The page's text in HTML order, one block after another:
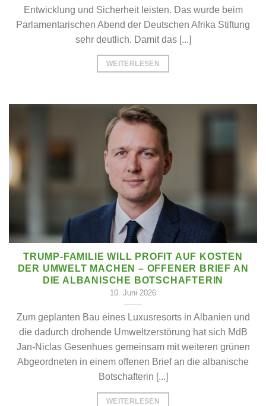
Entwicklung und Sicherheit leisten. Das wurde beim
Parlamentarischen Abend der Deutschen Afrika Stiftung
sehr deutlich. Damit das [...]
WEITERLESEN
TRUMP-FAMILIE WILL PROFIT AUF KOSTEN
DER UMWELT MACHEN – OFFENER BRIEF AN
DIE ALBANISCHE BOTSCHAFTERIN
10. Juni 2026
Zum geplanten Bau eines Luxusresorts in Albanien und
die dadurch drohende Umweltzerstörung hat sich MdB
Jan-Niclas Gesenhues gemeinsam mit weiteren grünen
Abgeordneten in einem offenen Brief an die albanische
Botschafterin [...]
WEITERLESEN